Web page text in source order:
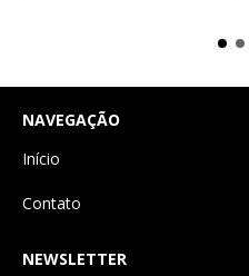
NAVEGAÇÃO
Início
Contato
NEWSLETTER